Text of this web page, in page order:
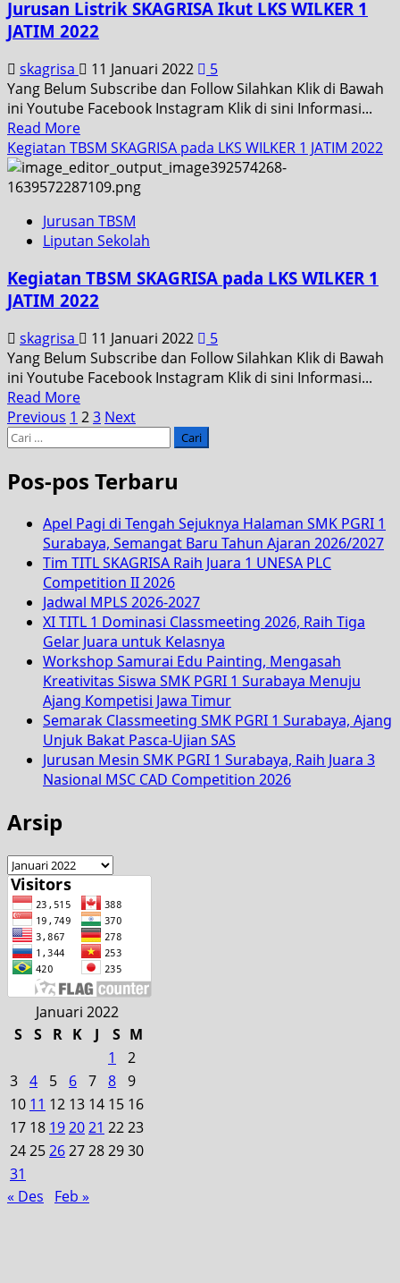
Jurusan Listrik SKAGRISA Ikut LKS WILKER 1
JATIM 2022
skagrisa 11 Januari 2022
5
Yang Belum Subscribe dan Follow Silahkan Klik di Bawah
ini Youtube Facebook Instagram Klik di sini Informasi...
Read More
Kegiatan TBSM SKAGRISA pada LKS WILKER 1 JATIM 2022
Jurusan TBSM
Liputan Sekolah
Kegiatan TBSM SKAGRISA pada LKS WILKER 1
JATIM 2022
skagrisa 11 Januari 2022
5
Yang Belum Subscribe dan Follow Silahkan Klik di Bawah
ini Youtube Facebook Instagram Klik di sini Informasi...
Read More
Previous 1 23 Next
Pos-pos Terbaru
Apel Pagi di Tengah Sejuknya Halaman SMK PGRI 1
Surabaya, Semangat Baru Tahun Ajaran 2026/2027
Tim TITL SKAGRISA Raih Juara 1 UNESA PLC
Competition II 2026
Jadwal MPLS 2026-2027
XI TITL 1 Dominasi Classmeeting 2026, Raih Tiga
Gelar Juara untuk Kelasnya
Workshop Samurai Edu Painting, Mengasah
Kreativitas Siswa SMK PGRI 1 Surabaya Menuju
Ajang Kompetisi Jawa Timur
Semarak Classmeeting SMK PGRI 1 Surabaya, Ajang
Unjuk Bakat Pasca-Ujian SAS
Jurusan Mesin SMK PGRI 1 Surabaya, Raih Juara 3
Nasional MSC CAD Competition 2026
Arsip
Januari 2022
S
S R K J S M
1
2
3 4 5 6 7 8 9
10 11 12 13 14 15 16
17 18 192021 2223
24252627282930
31
« Des
Feb »